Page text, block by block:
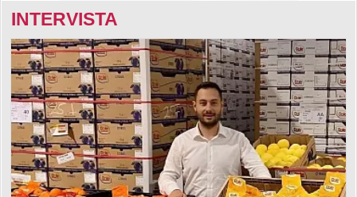
INTERVISTA